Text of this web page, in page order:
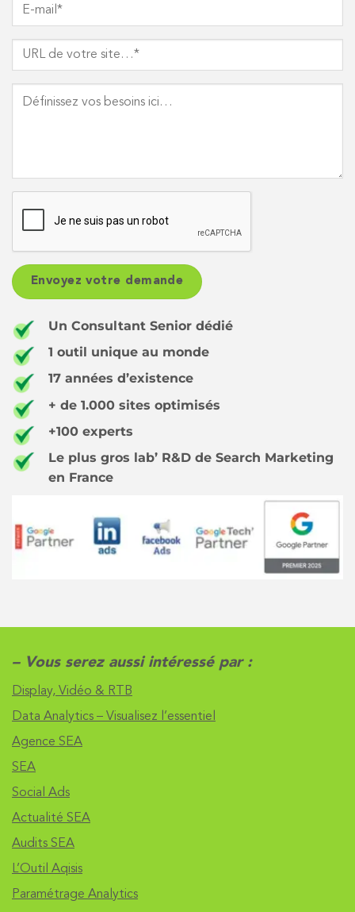
Un Consultant Senior dédié
1 outil unique au monde
17 années d’existence
+ de 1.000 sites optimisés
+100 experts
Le plus gros lab’ R&D de Search Marketing
en France
– Vous serez aussi intéressé par :
Display, Vidéo & RTB
Data Analytics – Visualisez l’essentiel
Agence SEA
SEA
Social Ads
Actualité SEA
Audits SEA
L’Outil Aqisis
Paramétrage Analytics